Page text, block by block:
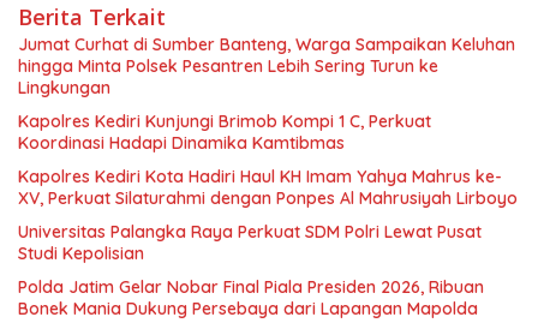
Berita Terkait
Jumat Curhat di Sumber Banteng, Warga Sampaikan Keluhan
hingga Minta Polsek Pesantren Lebih Sering Turun ke
Lingkungan
Kapolres Kediri Kunjungi Brimob Kompi 1 C, Perkuat
Koordinasi Hadapi Dinamika Kamtibmas
Kapolres Kediri Kota Hadiri Haul KH Imam Yahya Mahrus ke-
XV, Perkuat Silaturahmi dengan Ponpes Al Mahrusiyah Lirboyo
Universitas Palangka Raya Perkuat SDM Polri Lewat Pusat
Studi Kepolisian
Polda Jatim Gelar Nobar Final Piala Presiden 2026, Ribuan
Bonek Mania Dukung Persebaya dari Lapangan Mapolda